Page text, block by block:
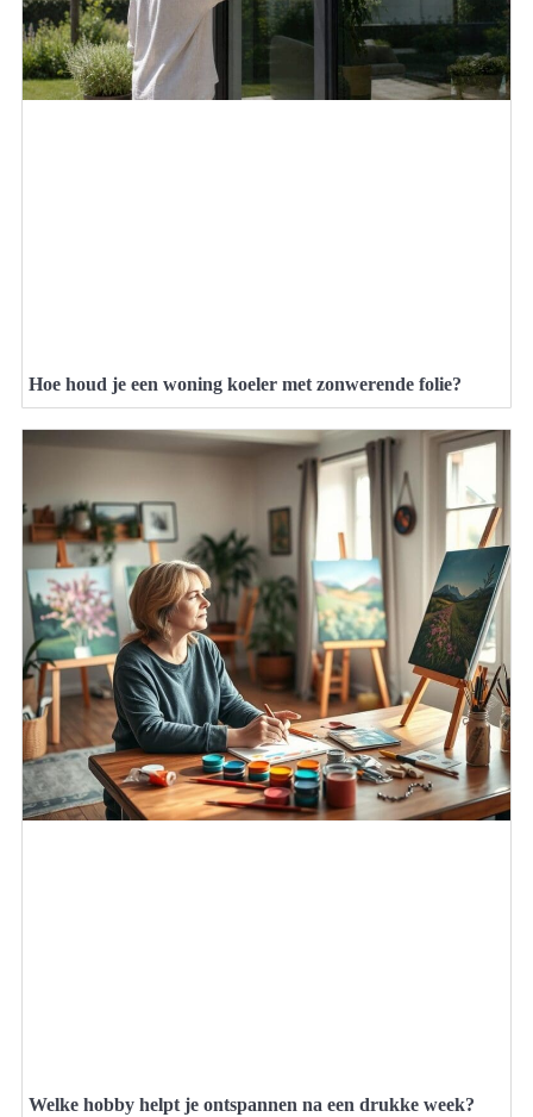
Hoe houd je een woning koeler met zonwerende folie?
Welke hobby helpt je ontspannen na een drukke week?